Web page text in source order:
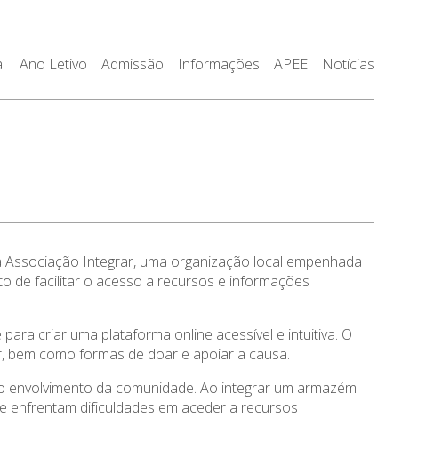
Ano Letivo Admissão Informações APEE Notícias
Integrar, uma organização local empenhada
de facilitar o acesso a recursos e informações
criar uma plataforma online acessível e intuitiva. O
como formas de doar e apoiar a causa.
da comunidade. Ao integrar um armazém
enfrentam dificuldades em aceder a recursos